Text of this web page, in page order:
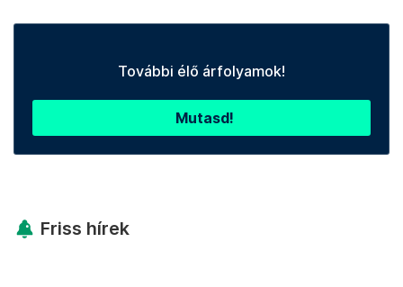
További élő árfolyamok!
Mutasd!
Friss hírek